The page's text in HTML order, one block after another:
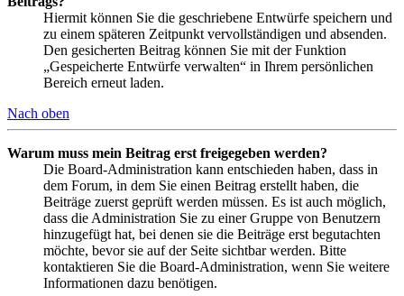
Hiermit können Sie die geschriebene Entwürfe speichern und
zu einem späteren Zeitpunkt vervollständigen und absenden.
Den gesicherten Beitrag können Sie mit der Funktion
„Gespeicherte Entwürfe verwalten“ in Ihrem persönlichen
Bereich erneut laden.
Nach oben
Warum muss mein Beitrag erst freigegeben werden?
Die Board-Administration kann entschieden haben, dass in
dem Forum, in dem Sie einen Beitrag erstellt haben, die
Beiträge zuerst geprüft werden müssen. Es ist auch möglich,
dass die Administration Sie zu einer Gruppe von Benutzern
hinzugefügt hat, bei denen sie die Beiträge erst begutachten
möchte, bevor sie auf der Seite sichtbar werden. Bitte
kontaktieren Sie die Board-Administration, wenn Sie weitere
Informationen dazu benötigen.